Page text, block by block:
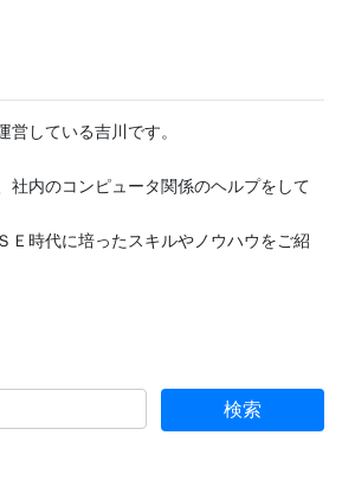
営している吉川です。
社内のコンピュータ関係のヘルプをして
Ｅ時代に培ったスキルやノウハウをご紹